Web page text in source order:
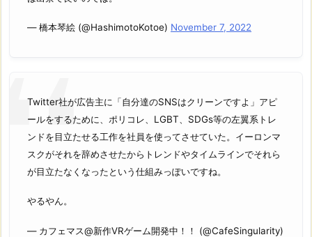
— 橋本琴絵 (@HashimotoKotoe) November 7, 2022
Twitter社が広告主に「自分達のSNSはクリーンですよ」アピ
ールをするために、ポリコレ、LGBT、SDGs等の左翼系トレ
ンドを目立たせる工作を社員を使ってさせていた。イーロンマ
スクがそれを辞めさせたからトレンドやタイムラインでそれら
が目立たなくなったという仕組みっぽいですね。
やるやん。
— カフェマス@新作VRゲーム開発中！！ (@CafeSingularity)